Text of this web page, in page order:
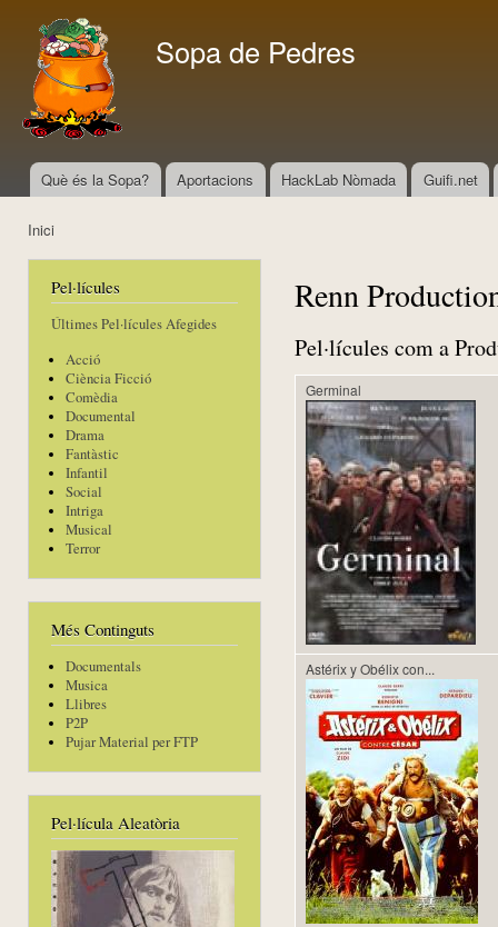
Sopa de Pedres
Menú principal
Què és la Sopa? Aportacions HackLab Nòmada Guifi.net
Inici
Pel·lícules
Últimes Pel·lícules Afegides
Acció
Ciència Ficció
Comèdia
Documental
Drama
Fantàstic
Infantil
Social
Intriga
Musical
Terror
Més Continguts
Documentals
Musica
Llibres
P2P
Pujar Material per FTP
Pel·lícula Aleatòria
Renn
Pel·lícules com a
Germinal
Astérix y Obélix con...